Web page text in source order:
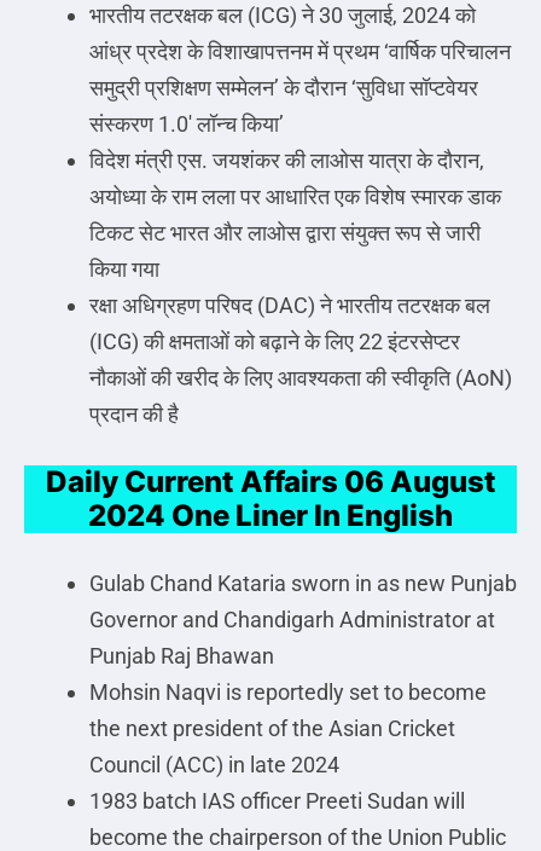
भारतीय तटरक्षक बल (ICG) ने 30 जुलाई, 2024 को
आंध्र प्रदेश के विशाखापत्तनम में प्रथम ‘वार्षिक परिचालन
समुद्री प्रशिक्षण सम्मेलन’ के दौरान ‘सुविधा सॉप्टवेयर
संस्करण 1.0′ लॉन्च किया’
विदेश मंत्री एस. जयशंकर की लाओस यात्रा के दौरान,
अयोध्या के राम लला पर आधारित एक विशेष स्मारक डाक
टिकट सेट भारत और लाओस द्वारा संयुक्त रूप से जारी
किया गया
रक्षा अधिग्रहण परिषद (DAC) ने भारतीय तटरक्षक बल
(ICG) की क्षमताओं को बढ़ाने के लिए 22 इंटरसेप्टर
नौकाओं की खरीद के लिए आवश्यकता की स्वीकृति (AoN)
प्रदान की है
Daily Current Affairs 06 August
2024 One Liner In English
Gulab Chand Kataria sworn in as new Punjab
Governor and Chandigarh Administrator at
Punjab Raj Bhawan
Mohsin Naqvi is reportedly set to become
the next president of the Asian Cricket
Council (ACC) in late 2024
1983 batch IAS officer Preeti Sudan will
become the chairperson of the Union Public